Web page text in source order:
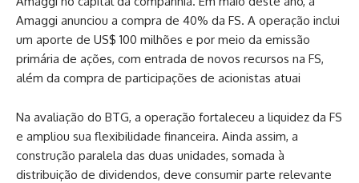
Amaggi anunciou a compra de 40% da FS. A operação inclui
um aporte de US$ 100 milhões e por meio da emissão
primária de ações, com entrada de novos recursos na FS,
além da compra de participações de acionistas atuai
Na avaliação do BTG, a operação fortaleceu a liquidez da FS
e ampliou sua flexibilidade financeira. Ainda assim, a
construção paralela das duas unidades, somada à
distribuição de dividendos, deve consumir parte relevante